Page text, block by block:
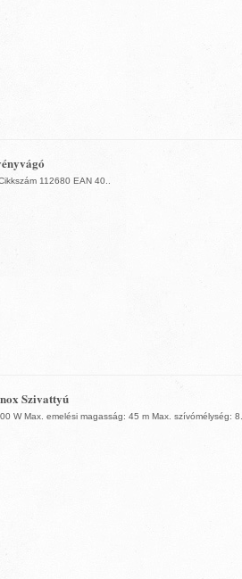
112680 EAN 40..
Szivattyú
W Max. emelési magasság: 45 m Max. szívómélység: 8..